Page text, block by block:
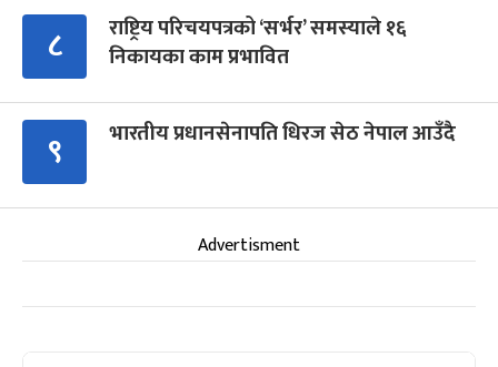
८
राष्ट्रिय परिचयपत्रको ‘सर्भर’ समस्याले १६
निकायका काम प्रभावित
९ भारतीय प्रधानसेनापति धिरज सेठ नेपाल आउँदै
Advertisment